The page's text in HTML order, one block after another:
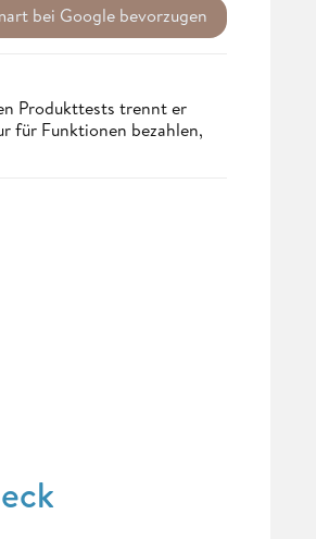
bei Google bevorzugen
Produkttests trennt er
für Funktionen bezahlen,